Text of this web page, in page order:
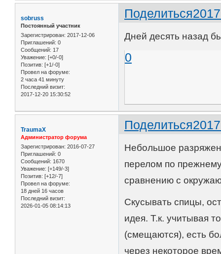
Поделиться
sobruss
Постоянный участник
Зарегистрирован: 2017-12-06
Приглашений: 0
Сообщений: 17
Уважение: [+0/-0]
Позитив: [+1/-0]
Провел на форуме:
2 часа 41 минуту
Последний визит:
2017-12-20 15:30:52
Дней десять назад
0
Поделиться
TraumaX
Администратор форума
Зарегистрирован: 2016-07-27
Приглашений: 0
Сообщений: 1670
Уважение: [+149/-3]
Позитив: [+12/-7]
Провел на форуме:
18 дней 16 часов
Последний визит:
2026-01-05 08:14:13
Небольшое
перелом по
сравнению с
Скусывать спицы,
идея. Т.к. учитывая
(смещаются), есть
через некоторое